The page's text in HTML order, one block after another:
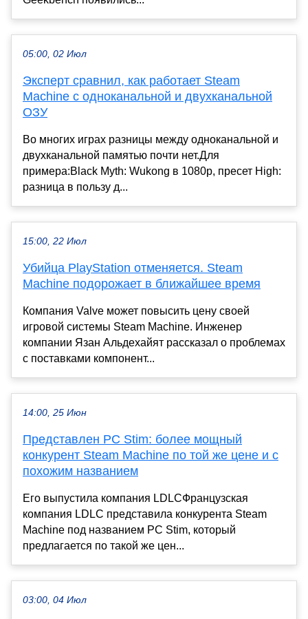
05:00, 02 Июл
Эксперт сравнил, как работает Steam
Machine с одноканальной и двухканальной
ОЗУ
Во многих играх разницы между одноканальной и
двухканальной памятью почти нет.Для
примера:Black Myth: Wukong в 1080p, пресет High:
разница в пользу д...
15:00, 22 Июл
Убийца PlayStation отменяется. Steam
Machine подорожает в ближайшее время
Компания Valve может повысить цену своей
игровой системы Steam Machine. Инженер
компании Язан Альдехайят рассказал о проблемах
с поставками компонент...
14:00, 25 Июн
Представлен PC Stim: более мощный
конкурент Steam Machine по той же цене и с
похожим названием
Его выпустила компания LDLCФранцузская
компания LDLC представила конкурента Steam
Machine под названием PC Stim, который
предлагается по такой же цен...
03:00, 04 Июл